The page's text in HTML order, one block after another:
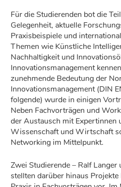
Für die Studierenden bot die
Gelegenheit, aktuelle
Praxisbeispiele und
Themen wie Künstliche
Nachhaltigkeit und
Innovationsmanagement
zunehmende Bedeutung der
Innovationsmanagement (DIN
folgende) wurde in einigen
Neben Fachvorträgen und
der Austausch mit Expertinnen
Wissenschaft und Wirtschaft
Networking im Mittelpunkt.
Zwei Studierende – Ralf Langer
stellten darüber hinaus